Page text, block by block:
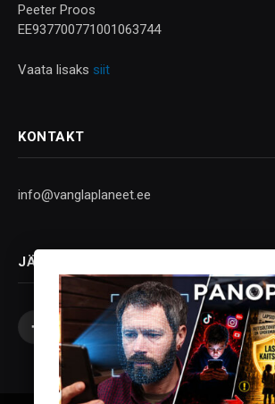
Peeter Proos
EE937700771001063744
Vaata lisaks siit
KONTAKT
info@vanglaplaneet.ee
JÄLGI SOTSIAALMEEDIAS
Facebook
X
(Twitter)
InstagramYouTubeTelegram